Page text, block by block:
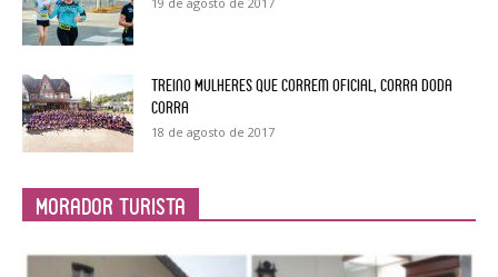
Treino Mulheres Que Correm Oficial, Corra Doda
Corra
18 de agosto de 2017
Morador Turista